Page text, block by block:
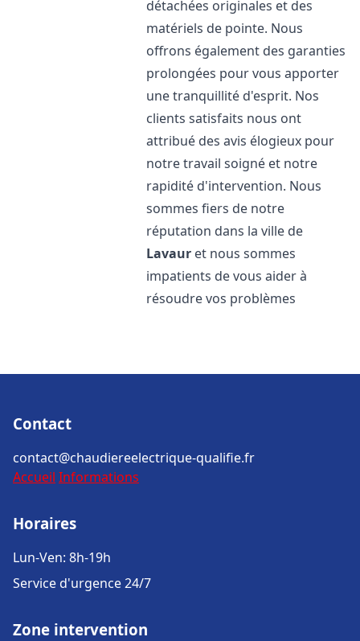
détachées originales et des
matériels de pointe. Nous
offrons également des garanties
prolongées pour vous apporter
une tranquillité d'esprit. Nos
clients satisfaits nous ont
attribué des avis élogieux pour
notre travail soigné et notre
rapidité d'intervention. Nous
sommes fiers de notre
réputation dans la ville de
Lavaur et nous sommes
impatients de vous aider à
résoudre vos problèmes
Contact
contact@chaudiereelectrique-qualifie.fr
Accueil Informations
Horaires
Lun-Ven: 8h-19h
Service d'urgence 24/7
Zone intervention